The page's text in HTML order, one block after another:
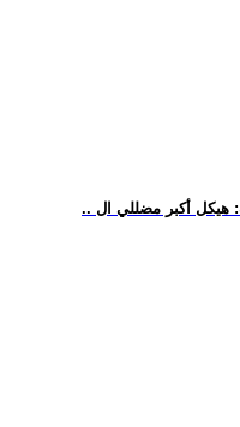
هيكل أكبر مضللي ال